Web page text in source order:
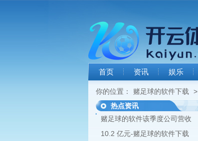
首页 资讯 娱乐
你的位置： 赌足球的软件下载 >
热点资讯
赌足球的软件该季度公司营收
10.2 亿元-赌足球的软件下载